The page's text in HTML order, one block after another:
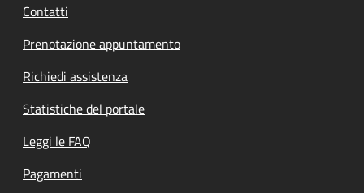
Contatti
Prenotazione appuntamento
Richiedi assistenza
Statistiche del portale
Leggi le FAQ
Pagamenti